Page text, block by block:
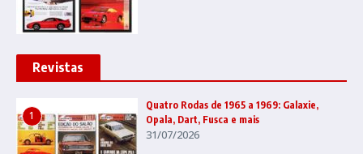
Revistas
1
Quatro Rodas de 1965 a 1969: Galaxie,
Opala, Dart, Fusca e mais
31/07/2026